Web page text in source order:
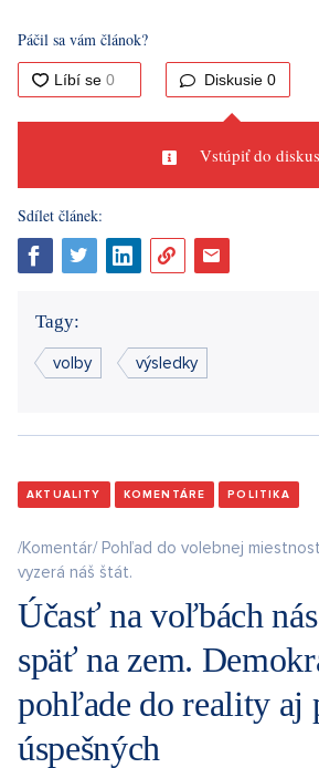
Páčil sa vám článok?
Diskusie 0
Vstúpiť do
Sdílet článek:
Tagy:
volby výsledky
AKTUALITY KOMENTÁRE POLITIKA
/Komentár/ Pohľad do volebnej
vyzerá náš štát.
Účasť na voľbách
späť na zem.
pohľade do reality aj
úspešných